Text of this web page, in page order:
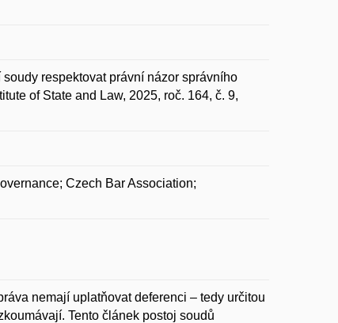
respektovat právní názor správního
of State and Law, 2025, roč. 164, č. 9,
Czech Bar Association;
nemají uplatňovat deferenci – tedy určitou
Tento článek postoj soudů